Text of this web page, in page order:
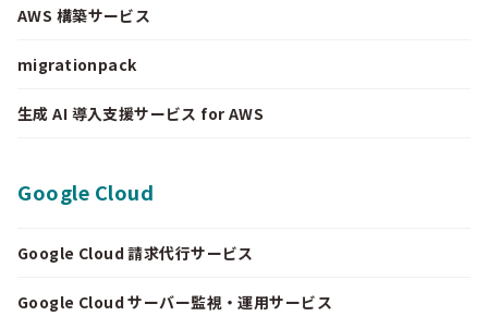
AWS 構築サービス
migrationpack
生成 AI 導入支援サービス for AWS
Google Cloud
Google Cloud 請求代行サービス
Google Cloud サーバー監視・運用サービス